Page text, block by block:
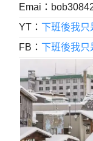
Emai：
YT：下班後我只
FB：下班後我只